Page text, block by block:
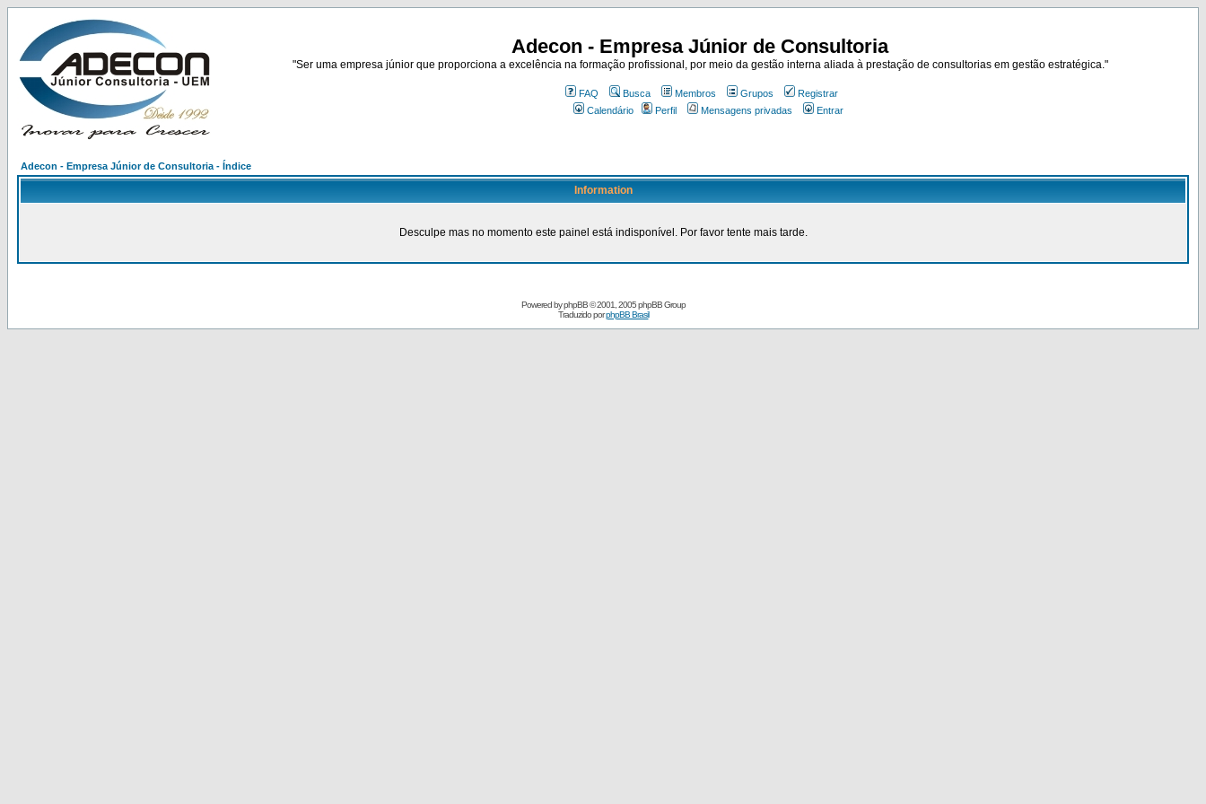
Adecon - Empresa Júnior de Consultoria
"Ser uma empresa júnior que proporciona a excelência na formação profissional, por meio da gestão interna aliada à prestação de consultorias em gestão estratégica."
FAQ Busca Membros Grupos
Registrar
Calendário
Perfil Mensagens privadas Entrar
Adecon - Empresa Júnior de Consultoria - Índice
Information
Desculpe mas no momento este painel está indisponível. Por favor tente mais tarde.
Powered byphpBB© 2001, 2005 phpBB Group
Traduzido porphpBB Brasil